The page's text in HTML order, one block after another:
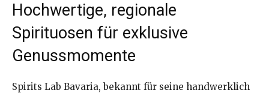
Hochwertige, regionale
Spirituosen für exklusive
Genussmomente
Spirits Lab Bavaria, bekannt für seine handwerklich